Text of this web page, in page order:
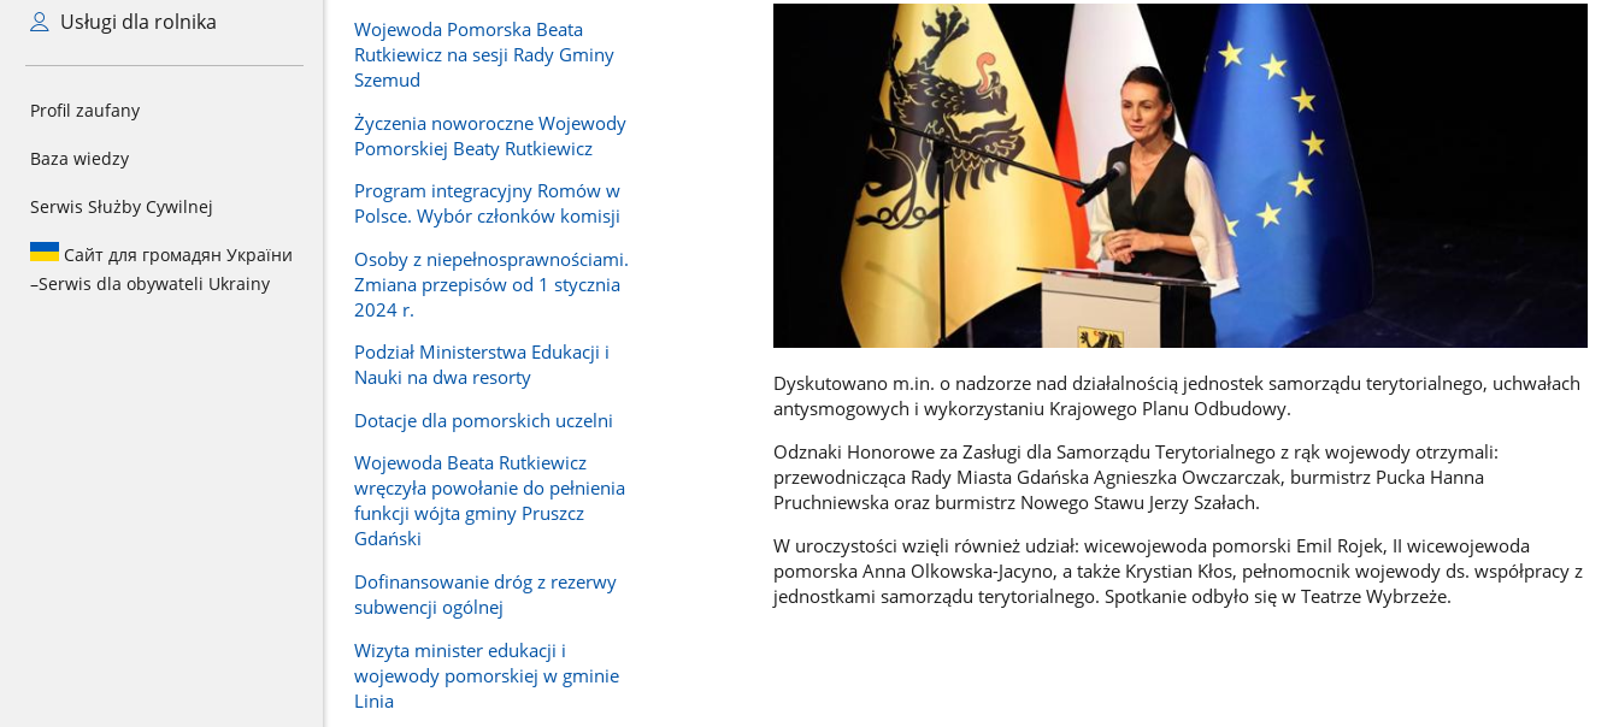
Usługi dla rolnika
Profil zaufany
Baza wiedzy
Serwis Służby Cywilnej
Сайт для громадян України
–Serwis dla obywateli Ukrainy
Wojewoda Pomorska Beata
Rutkiewicz na sesji Rady Gminy
Szemud
Życzenia noworoczne Wojewody
Pomorskiej Beaty Rutkiewicz
Program integracyjny Romów w
Polsce. Wybór członków komisji
Osoby z niepełnosprawnościami.
Zmiana przepisów od 1 stycznia
2024 r.
Podział Ministerstwa Edukacji i
Nauki na dwa resorty
Dotacje dla pomorskich uczelni
Wojewoda Beata Rutkiewicz
wręczyła powołanie do pełnienia
funkcji wójta gminy Pruszcz
Gdański
Dofinansowanie dróg z rezerwy
subwencji ogólnej
Wizyta minister edukacji i
wojewody pomorskiej w gminie
Linia
Dyskutowano m.in. o nadzorze nad działalnością jednostek samorządu terytorialnego, uchwałach
antysmogowych i wykorzystaniu Krajowego Planu Odbudowy.
Odznaki Honorowe za Zasługi dla Samorządu Terytorialnego z rąk wojewody otrzymali:
przewodnicząca Rady Miasta Gdańska Agnieszka Owczarczak, burmistrz Pucka Hanna
Pruchniewska oraz burmistrz Nowego Stawu Jerzy Szałach.
W uroczystości wzięli również udział: wicewojewoda pomorski Emil Rojek, II wicewojewoda
pomorska Anna Olkowska-Jacyno, a także Krystian Kłos, pełnomocnik wojewody ds. współpracy z
jednostkami samorządu terytorialnego. Spotkanie odbyło się w Teatrze Wybrzeże.